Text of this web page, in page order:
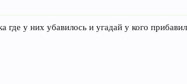
где у них убавилось и угадай у кого